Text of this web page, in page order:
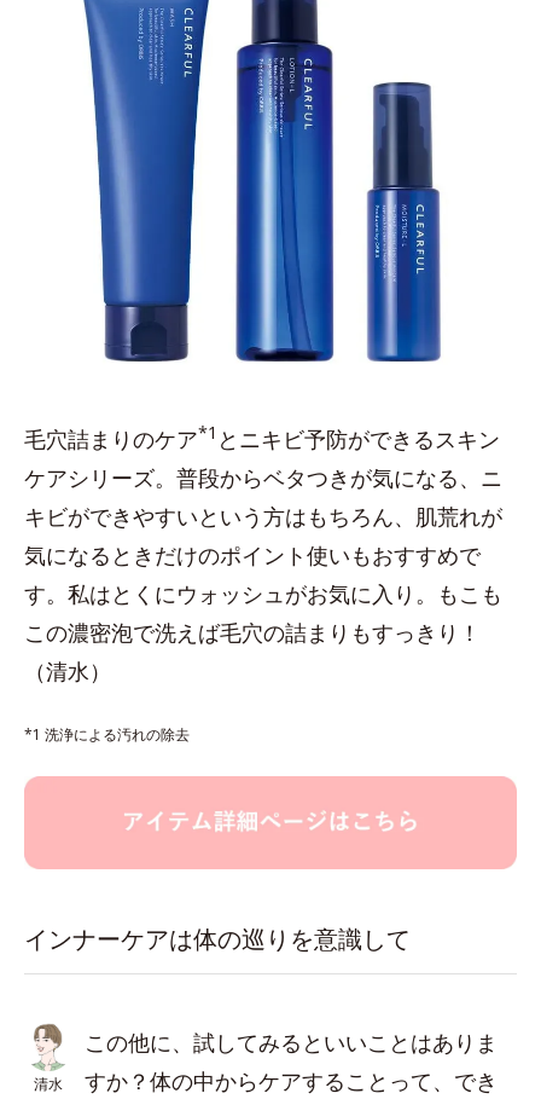
毛穴詰まりのケア*1 とニキビ予防ができるスキン
ケアシリーズ。普段からベタつきが気になる、ニ
キビができやすいという方はもちろん、肌荒れが
気になるときだけのポイント使いもおすすめで
す。私はとくにウォッシュがお気に入り。もこも
この濃密泡で洗えば毛穴の詰まりもすっきり！
（清水）
*1 洗浄による汚れの除去
インナーケアは体の巡りを意識して
清水
この他に、試してみるといいことはありま
すか？体の中からケアすることって、でき